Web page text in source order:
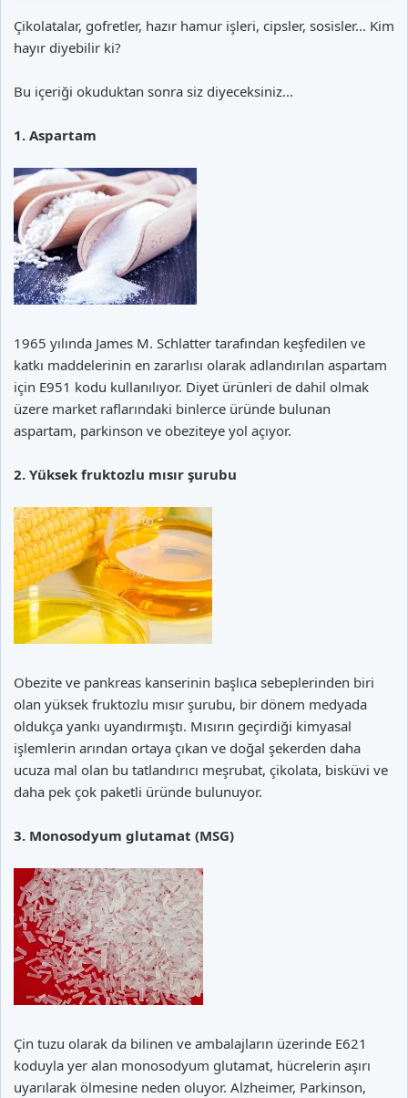
Çikolatalar, gofretler, hazır hamur işleri, cipsler, sosisler... Kim
hayır diyebilir ki?
Bu içeriği okuduktan sonra siz diyeceksiniz...
1. Aspartam
1965 yılında James M. Schlatter tarafından keşfedilen ve
katkı maddelerinin en zararlısı olarak adlandırılan aspartam
için E951 kodu kullanılıyor. Diyet ürünleri de dahil olmak
üzere market raflarındaki binlerce üründe bulunan
aspartam, parkinson ve obeziteye yol açıyor.
2. Yüksek fruktozlu mısır şurubu
Obezite ve pankreas kanserinin başlıca sebeplerinden biri
olan yüksek fruktozlu mısır şurubu, bir dönem medyada
oldukça yankı uyandırmıştı. Mısırın geçirdiği kimyasal
işlemlerin arından ortaya çıkan ve doğal şekerden daha
ucuza mal olan bu tatlandırıcı meşrubat, çikolata, bisküvi ve
daha pek çok paketli üründe bulunuyor.
3. Monosodyum glutamat (MSG)
Çin tuzu olarak da bilinen ve ambalajların üzerinde E621
koduyla yer alan monosodyum glutamat, hücrelerin aşırı
uyarılarak ölmesine neden oluyor. Alzheimer, Parkinson,